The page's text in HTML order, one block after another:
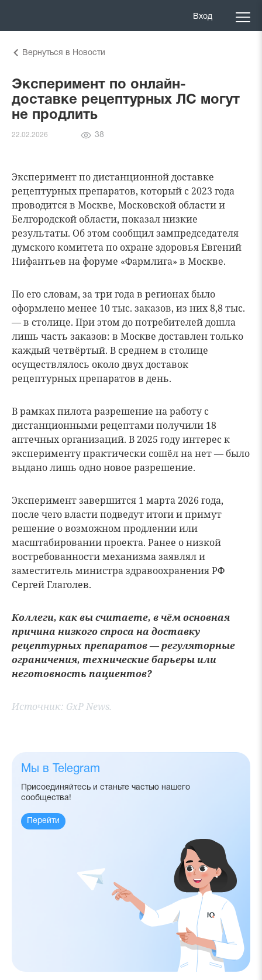
Вход
Вернуться в Новости
Эксперимент по онлайн-
доставке рецептурных ЛС могут
не продлить
22.02.2026
Количество
38
Эксперимент по дистанционной доставке
рецептурных препаратов, который с 2023 года
проводится в Москве, Московской областии
Белгородской области, показал низкие
результаты. Об этом сообщил зампредседателя
думского комитета по охране здоровья Евгений
Нифантьев на форуме «Фармлига» в Москве.
По его словам, за три года в регионах было
оформлено менее 10 тыс. заказов, из них 8,8 тыс.
— в столице. При этом до потребителей дошла
лишь часть заказов: в Москве доставлен только
каждый четвёртый. В среднем в столице
осуществлялось около двух доставок
рецептурных препаратов в день.
В рамках пилота разрешение на работу с
дистанционными рецептами получили 18
аптечных организаций. В 2025 году интерес к
эксперименту практически сошёл на нет — было
выдано лишь одно новое разрешение.
Эксперимент завершится 1 марта 2026 года,
после чего власти подведут итоги и примут
решение о возможном продлении или
масштабировании проекта. Ранее о низкой
востребованности механизма заявлял и
заместитель министра здравоохранения РФ
Сергей Глаголев.
Коллеги, как вы считаете, в чём основная
причина низкого спроса на доставку
рецептурных препаратов — регуляторные
ограничения, технические барьеры или
неготовность пациентов?
Источник: GxP News.
Мы в Telegram
Присоединяйтесь и станьте частью нашего
сообщества!
Перейти